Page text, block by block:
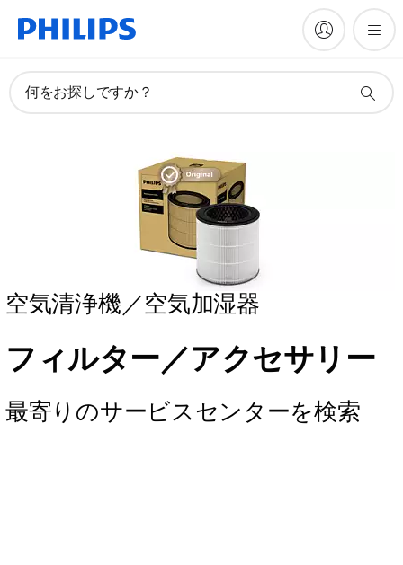
何をお探しですか？
空気清浄機／空気加湿器
フィルター／アクセサリー
最寄りのサービスセンターを検索